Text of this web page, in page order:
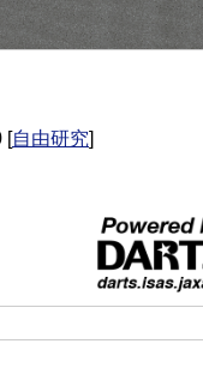
[自由研究]